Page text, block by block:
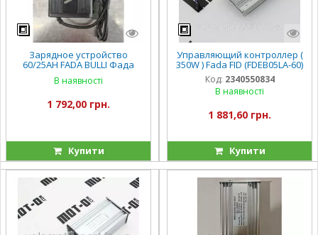
Зарядное устройство
60/25AH FADA BULLI Фада
В наявності
1 792,00 грн.
Купити
Управляющий контроллер (
350W ) Fada FID (FDEB05LA-60)
Код: 2340550834
В наявності
1 881,60 грн.
Купити